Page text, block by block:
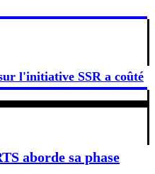
l'initiative SSR a coûté
aborde sa phase